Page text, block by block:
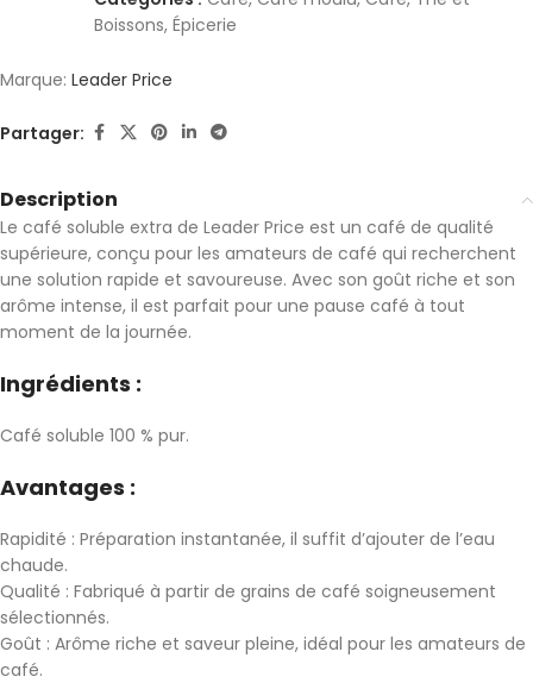
Boissons, Épicerie
Marque: Leader Price
Partager:
Description
Le café soluble extra de Leader Price est un café de qualité
supérieure, conçu pour les amateurs de café qui recherchent
une solution rapide et savoureuse. Avec son goût riche et son
arôme intense, il est parfait pour une pause café à tout
moment de la journée.
Ingrédients :
Café soluble 100 % pur.
Avantages :
Rapidité : Préparation instantanée, il suffit d’ajouter de l’eau
chaude.
Qualité : Fabriqué à partir de grains de café soigneusement
sélectionnés.
Goût : Arôme riche et saveur pleine, idéal pour les amateurs de
café.